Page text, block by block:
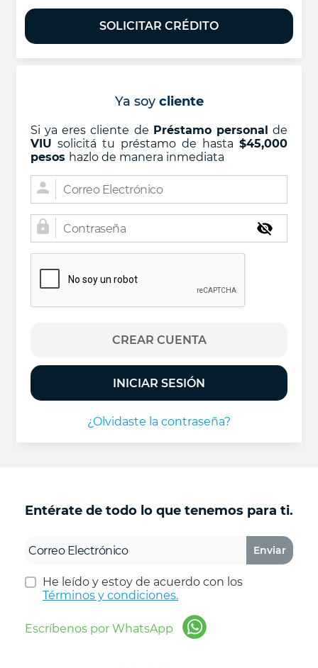
SOLICITAR CRÉDITO
Ya soy cliente
Si ya eres cliente de Préstamo personal
de
VIU solicitá tu préstamo de hasta $45,000
pesos hazlo de manera inmediata
person
lock
CREAR CUENTA
INICIAR SESIÓN
¿Olvidaste la contraseña?
Entérate de todo lo que tenemos para ti.
Enviar
He leído y estoy de acuerdo con los
Términos y condiciones.
Escríbenos por WhatsApp